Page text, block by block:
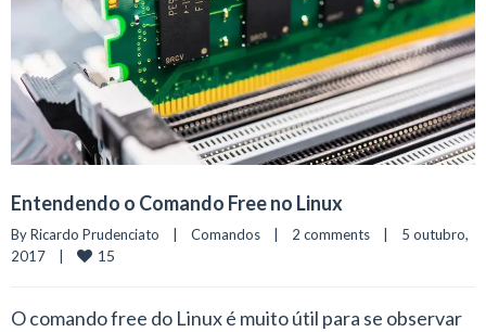
Entendendo o Comando Free no Linux
By Ricardo Prudenciato Comandos 2 comments
5 outubro,
2017
15
O comando free do Linux é muito útil para se observar